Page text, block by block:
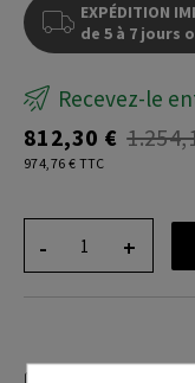
EXPÉDITION
de 5 à 7 jours
Recevez-le
812,30 €
974,76 € TTC
- +